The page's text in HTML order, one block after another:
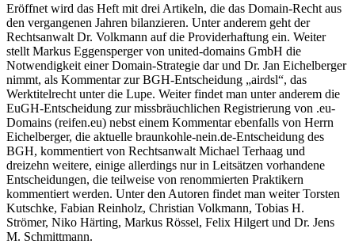
Eröffnet wird das Heft mit drei Artikeln, die das Domain-Recht aus
den vergangenen Jahren bilanzieren. Unter anderem geht der
Rechtsanwalt Dr. Volkmann auf die Providerhaftung ein. Weiter
stellt Markus Eggensperger von united-domains GmbH die
Notwendigkeit einer Domain-Strategie dar und Dr. Jan Eichelberger
nimmt, als Kommentar zur BGH-Entscheidung „airdsl“, das
Werktitelrecht unter die Lupe. Weiter findet man unter anderem die
EuGH-Entscheidung zur missbräuchlichen Registrierung von .eu-
Domains (reifen.eu) nebst einem Kommentar ebenfalls von Herrn
Eichelberger, die aktuelle braunkohle-nein.de-Entscheidung des
BGH, kommentiert von Rechtsanwalt Michael Terhaag und
dreizehn weitere, einige allerdings nur in Leitsätzen vorhandene
Entscheidungen, die teilweise von renommierten Praktikern
kommentiert werden. Unter den Autoren findet man weiter Torsten
Kutschke, Fabian Reinholz, Christian Volkmann, Tobias H.
Strömer, Niko Härting, Markus Rössel, Felix Hilgert und Dr. Jens
M. Schmittmann.